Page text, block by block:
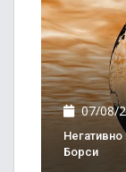
07/08/
Борси